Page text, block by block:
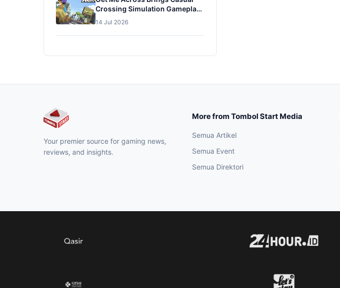
Crossing Simulation Gameplay
to Itch.io
14 Jul 2026
Your premier source for gaming news,
reviews, and insights.
More from Tombol Start Media
Semua Artikel
Semua Event
Semua Direktori